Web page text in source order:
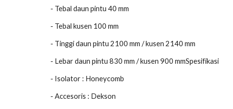
- Tebal daun pintu 40 mm
- Tebal kusen 100 mm
- Tinggi daun pintu 2100 mm / kusen 2140 mm
- Lebar daun pintu 830 mm / kusen 900 mmSpesifikasi
- Isolator : Honeycomb
- Accesoris : Dekson